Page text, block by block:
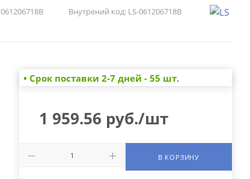
061206718B Внутрений код: LS-061206718B
• Cрок поставки 2-7 дней - 55 шт.
1 959.56 руб./шт
В КОРЗИНУ